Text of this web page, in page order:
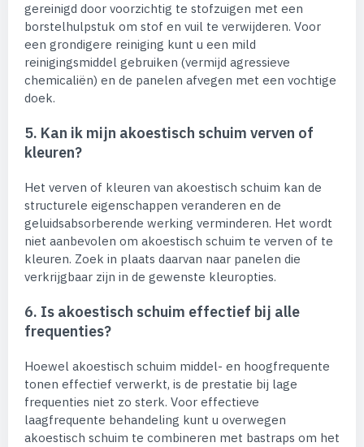
gereinigd door voorzichtig te stofzuigen met een
borstelhulpstuk om stof en vuil te verwijderen. Voor
een grondigere reiniging kunt u een mild
reinigingsmiddel gebruiken (vermijd agressieve
chemicaliën) en de panelen afvegen met een vochtige
doek.
5. Kan ik mijn akoestisch schuim verven of
kleuren?
Het verven of kleuren van akoestisch schuim kan de
structurele eigenschappen veranderen en de
geluidsabsorberende werking verminderen. Het wordt
niet aanbevolen om akoestisch schuim te verven of te
kleuren. Zoek in plaats daarvan naar panelen die
verkrijgbaar zijn in de gewenste kleuropties.
6. Is akoestisch schuim effectief bij alle
frequenties?
Hoewel akoestisch schuim middel- en hoogfrequente
tonen effectief verwerkt, is de prestatie bij lage
frequenties niet zo sterk. Voor effectieve
laagfrequente behandeling kunt u overwegen
akoestisch schuim te combineren met bastraps om het